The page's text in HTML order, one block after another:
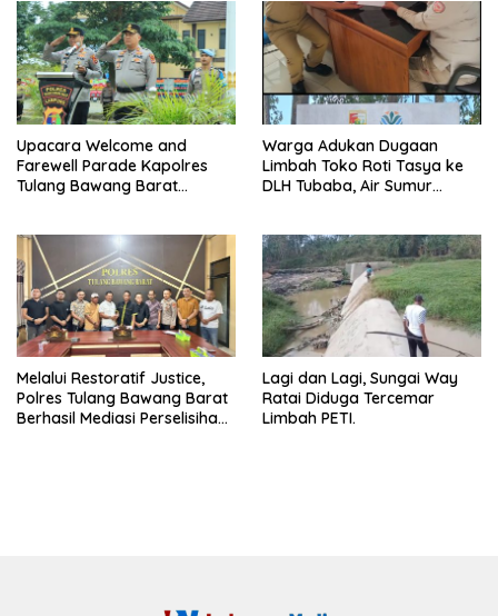
Upacara Welcome and
Farewell Parade Kapolres
Tulang Bawang Barat
Warga Adukan Dugaan
Limbah Toko Roti Tasya ke
DLH Tubaba, Air Sumur
Melalui Restoratif Justice,
Polres Tulang Bawang Barat
Berhasil Mediasi Perselisihan
Lagi dan Lagi, Sungai Way
Ratai Diduga Tercemar
Limbah PETI.